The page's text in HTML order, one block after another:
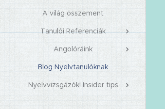
A világ összement
Tanulói Referenciák
Angolóráink
Blog Nyelvtanulóknak
Nyelvvizsgázók! Insider tips